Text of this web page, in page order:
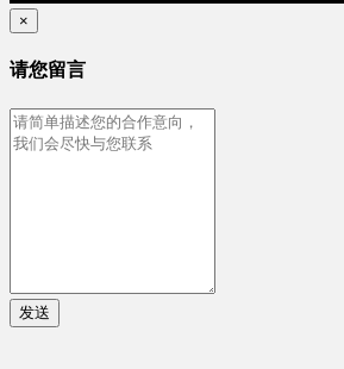
×
请您留言
发送